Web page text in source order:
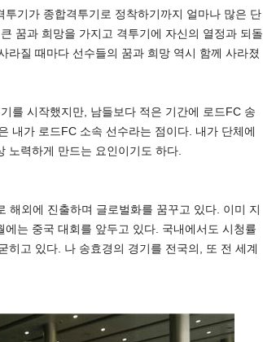
기가 종합격투기로 정착하기까지 얼마나 많은 단
꿈과 희망을 가지고 격투기에 자신의 열정과 되돌
라질 때마다 선수들의 꿈과 희망 역시 함께 사라졌
를 시작했지만, 남들보다 적은 기간에 로드FC 송
내가 로드FC 소속 선수라는 점이다. 내가 단체에
노력하게 만드는 요인이기도 하다.
해외에 진출하며 글로벌화를 꿈꾸고 있다. 이미 지
는 중국 대회를 앞두고 있다. 국내에서도 시청률
히고 있다. 나 송효경의 경기를 전국의, 또 전 세계